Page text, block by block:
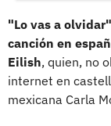
"Lo vas a
canción en
Eilish, quien, no
internet en
mexicana Carla